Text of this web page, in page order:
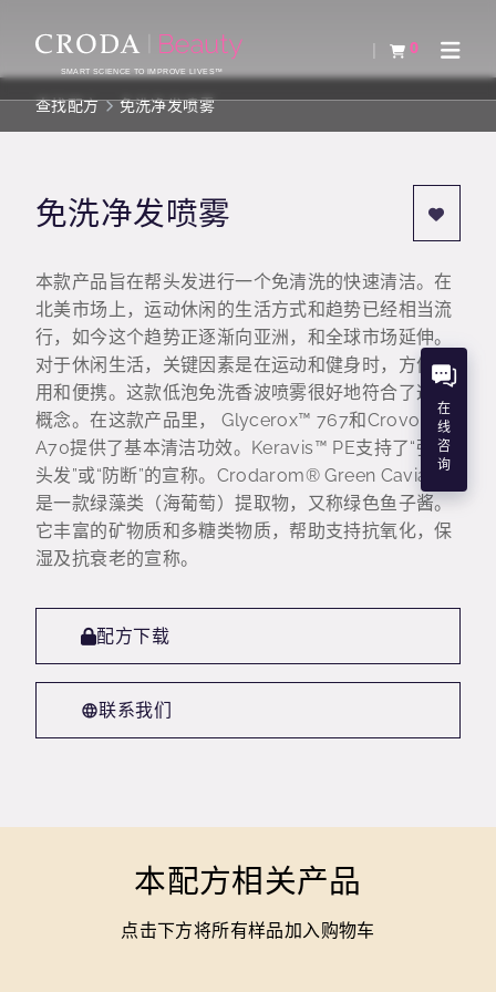
CONTENTSMART SCIENCE TO IMPROVE LIVES™
0
查看购物车Open
查找配方 免洗净发喷雾
免洗净发喷雾
本款产品旨在帮头发进行一个免清洗的快速清洁。在
北美市场上，运动休闲的生活方式和趋势已经相当流
行，如今这个趋势正逐渐向亚洲，和全球市场延伸。
对于休闲生活，关键因素是在运动和健身时，方便使
用和便携。这款低泡免洗香波喷雾很好地符合了这一
概念。在这款产品里， Glycerox™ 767和Crovol™
A70提供了基本清洁功效。Keravis™ PE支持了“强韧
头发”或“防断”的宣称。Crodarom® Green Caviar则
是一款绿藻类（海葡萄）提取物，又称绿色鱼子酱。
它丰富的矿物质和多糖类物质，帮助支持抗氧化，保
湿及抗衰老的宣称。
配方下载
联系我们
本配方相关产品
点击下方将所有样品加入购物车
在
线
咨
询